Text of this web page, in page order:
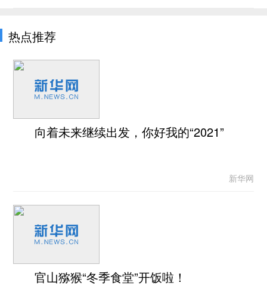
热点推荐
向着未来继续出发，你好我的“2021”
新华网
官山猕猴“冬季食堂”开饭啦！